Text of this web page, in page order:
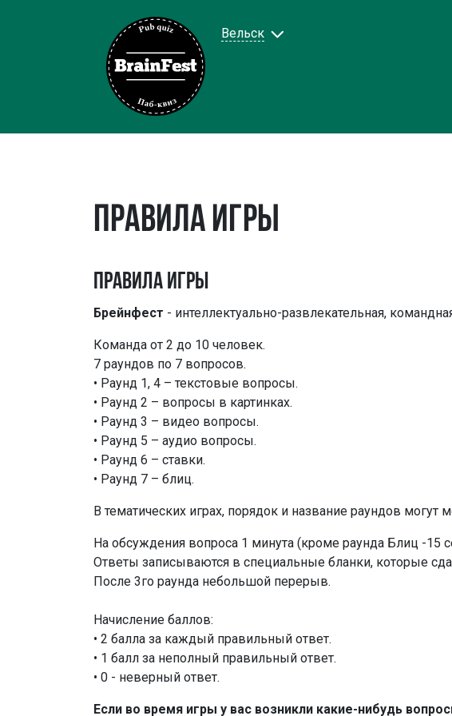
Вельск
Правила игры
Правила игры
Брейнфест - интеллектуально-развлекательная,
Команда от 2 до 10 человек.
7 раундов по 7 вопросов.
• Раунд 1, 4 – текстовые вопросы.
• Раунд 2 – вопросы в картинках.
• Раунд 3 – видео вопросы.
• Раунд 5 – аудио вопросы.
• Раунд 6 – ставки.
• Раунд 7 – блиц.
В тематических играх, порядок и название раундов могут
На обсуждения вопроса 1 минута (кроме раунда Блиц -15
Ответы записываются в специальные бланки, которые
После 3го раунда небольшой перерыв.
Начисление баллов:
• 2 балла за каждый правильный ответ.
• 1 балл за неполный правильный ответ.
• 0 - неверный ответ.
Если во время игры у вас возникли какие-нибудь